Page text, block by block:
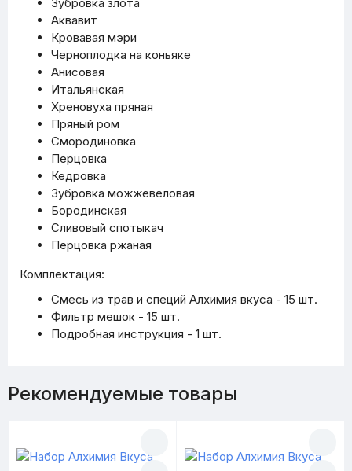
Аквавит
Кровавая мэри
Черноплодка на коньяке
Анисовая
Итальянская
Хреновуха пряная
Пряный ром
Смородиновка
Перцовка
Кедровка
Зубровка можжевеловая
Бородинская
Сливовый спотыкач
Перцовка ржаная
Комплектация:
Смесь из трав и специй Алхимия вкуса - 15 шт.
Фильтр мешок - 15 шт.
Подробная инструкция - 1 шт.
Рекомендуемые товары